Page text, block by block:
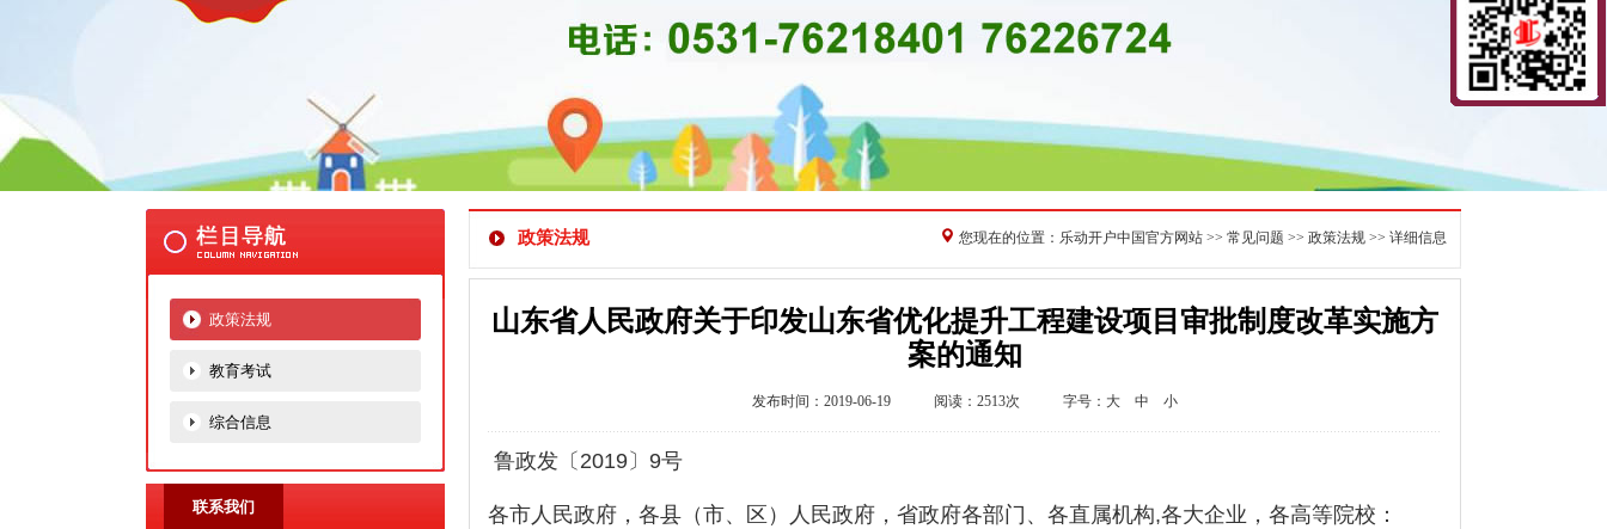
政策法规
教育考试
综合信息
联系我们
政策法规 您现在的位置： 乐动开户中国官方网站 >> 常见问题 >> 政策法规 >> 详细信息
山东省人民政府关于印发山东省优化提升工程建设项目审批制度改革实施方
案的通知
发布时间：2019-06-19 阅读：2513次 字号： 大 中 小
鲁政发〔 2019 〕 9号
各市人民政府，各县（市、区）人民政府，省政府各部门、各直属机构,各大企业，各高等院校：